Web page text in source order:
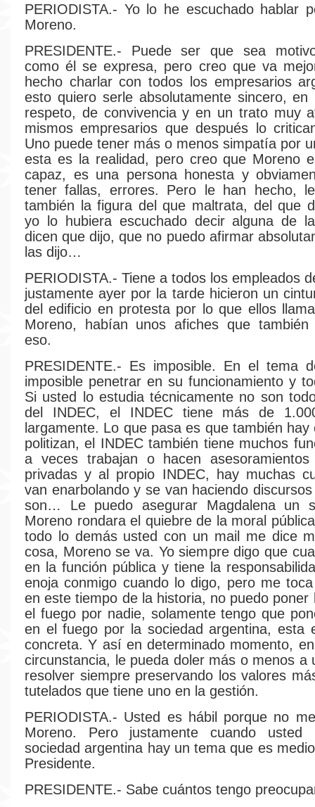
PERIODISTA.- Yo lo he escuchado hablar
Moreno.
PRESIDENTE.- Puede ser que sea
como él se expresa, pero creo que va
hecho charlar con todos los empresarios
esto quiero serle absolutamente sincero,
respeto, de convivencia y en un trato muy
mismos empresarios que después lo
Uno puede tener más o menos simpatía por
esta es la realidad, pero creo que Moreno
capaz, es una persona honesta y
tener fallas, errores. Pero le han hecho,
también la figura del que maltrata, del que
yo lo hubiera escuchado decir alguna de
dicen que dijo, que no puedo afirmar
las dijo…
PERIODISTA.- Tiene a todos los empleados
justamente ayer por la tarde hicieron un
del edificio en protesta por lo que ellos
Moreno, habían unos afiches que también
eso.
PRESIDENTE.- Es imposible. En el tema
imposible penetrar en su funcionamiento y
Si usted lo estudia técnicamente no son
del INDEC, el INDEC tiene más de
largamente. Lo que pasa es que también hay
politizan, el INDEC también tiene muchos
a veces trabajan o hacen
privadas y al propio INDEC, hay muchas
van enarbolando y se van haciendo
son… Le puedo asegurar Magdalena un
Moreno rondara el quiebre de la moral
todo lo demás usted con un mail me dice
cosa, Moreno se va. Yo siempre digo que
en la función pública y tiene la
enoja conmigo cuando lo digo, pero me
en este tiempo de la historia, no puedo poner
el fuego por nadie, solamente tengo que
en el fuego por la sociedad argentina, esta
concreta. Y así en determinado momento,
circunstancia, le pueda doler más o menos a
resolver siempre preservando los valores
tutelados que tiene uno en la gestión.
PERIODISTA.- Usted es hábil porque no
Moreno. Pero justamente cuando
sociedad argentina hay un tema que es
Presidente.
PRESIDENTE.- Sabe cuántos tengo